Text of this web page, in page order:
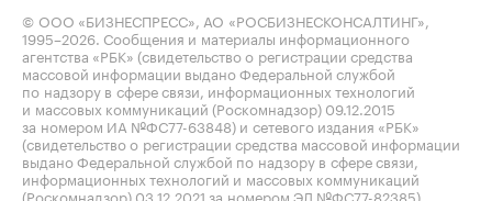
© ООО «БИЗНЕСПРЕСС», АО «РОСБИЗНЕСКОНСАЛТИНГ»,
1995–2026 . Сообщения и материалы информационного
агентства «РБК» (свидетельство о регистрации средства
массовой информации выдано Федеральной службой
по надзору в сфере связи, информационных технологий
и массовых коммуникаций (Роскомнадзор) 09.12.2015
за номером ИА №ФС77-63848) и сетевого издания «РБК»
(свидетельство о регистрации средства массовой информации
выдано Федеральной службой по надзору в сфере связи,
информационных технологий и массовых коммуникаций
(Роскомнадзор) 03.12.2021 за номером ЭЛ №ФС77-82385)